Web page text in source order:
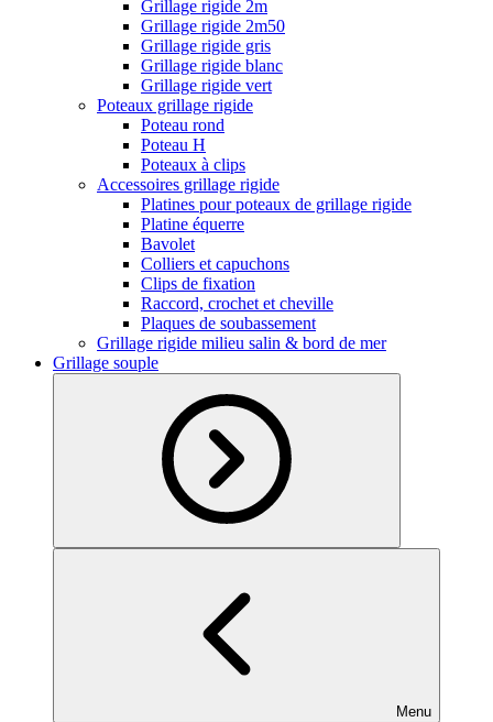
Grillage rigide 2m
Grillage rigide 2m50
Grillage rigide gris
Grillage rigide blanc
Grillage rigide vert
Poteaux grillage rigide
Poteau rond
Poteau H
Poteaux à clips
Accessoires grillage rigide
Platines pour poteaux de grillage rigide
Platine équerre
Bavolet
Colliers et capuchons
Clips de fixation
Raccord, crochet et cheville
Plaques de soubassement
Grillage rigide milieu salin & bord de mer
Grillage souple
Menu